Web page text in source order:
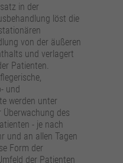
in der
löst die
von der äußeren
und verlagert
Patienten.
und
werden unter
des
- je nach
und an allen Tagen
Form der
der Patienten